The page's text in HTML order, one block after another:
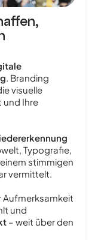
. Branding
visuelle
und Ihre
Typografie,
stimmigen
vermittelt.
Aufmerksamkeit
und
– weit über den